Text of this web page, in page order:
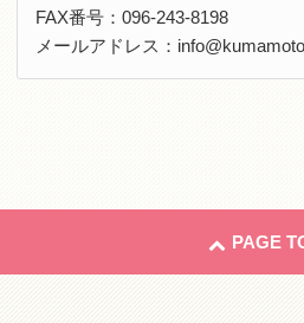
FAX番号：096-243-8198
メールアドレス：
PAGE